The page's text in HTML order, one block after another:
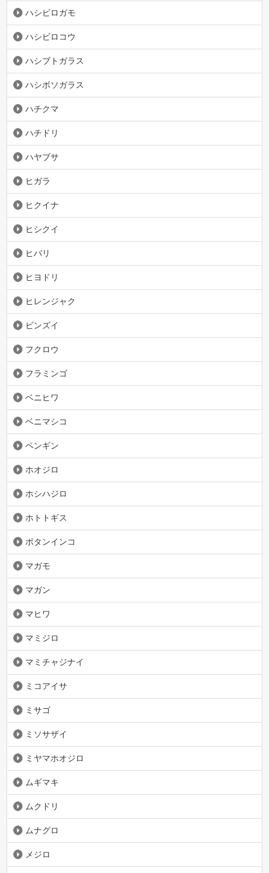
ハシビロガモ
ハシビロコウ
ハシブトガラス
ハシボソガラス
ハチクマ
ハチドリ
ハヤブサ
ヒガラ
ヒクイナ
ヒシクイ
ヒバリ
ヒヨドリ
ヒレンジャク
ビンズイ
フクロウ
フラミンゴ
ベニヒワ
ベニマシコ
ペンギン
ホオジロ
ホシハジロ
ホトトギス
ボタンインコ
マガモ
マガン
マヒワ
マミジロ
マミチャジナイ
ミコアイサ
ミサゴ
ミソサザイ
ミヤマホオジロ
ムギマキ
ムクドリ
ムナグロ
メジロ